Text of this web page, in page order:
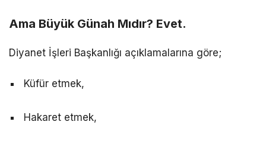
Ama Büyük Günah Mıdır? Evet.
Diyanet İşleri Başkanlığı açıklamalarına göre;
Küfür etmek,
Hakaret etmek,